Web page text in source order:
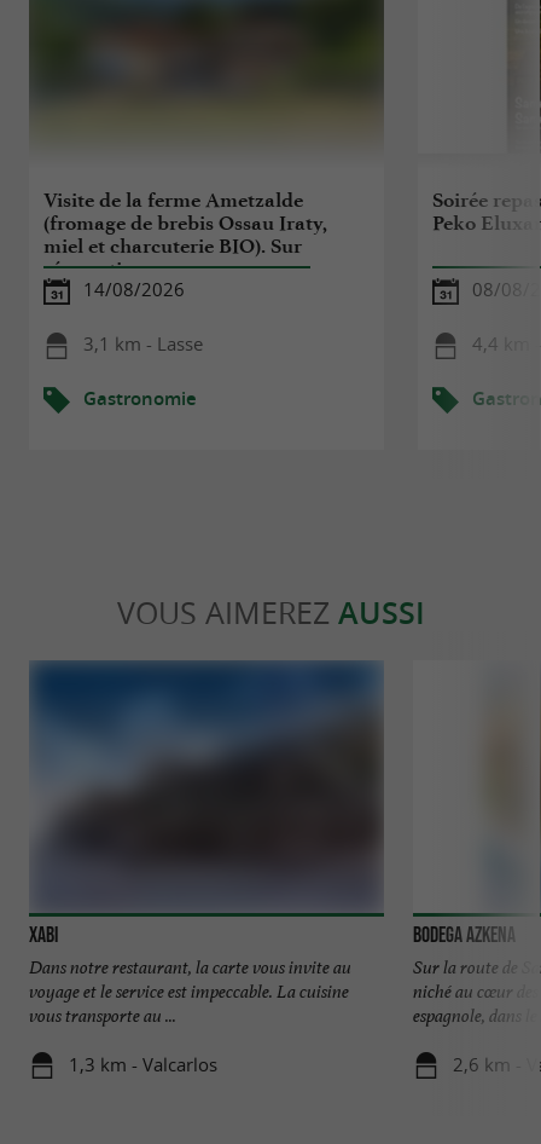
Visite de la ferme Ametzalde
(fromage de brebis Ossau Iraty,
miel et charcuterie BIO). Sur
réservation
14/08/2026
3,1 km - Lasse
Gastronomie
Soirée
Peko
08/08/
4,4 km
VOUS AIMEREZ AUSSI
Xabi
Dans notre restaurant, la carte vous invite au
voyage et le service est impeccable. La cuisine
vous transporte au ...
1,3 km - Valcarlos
Bodega Azkena
Sur la route de
niché au cœur
espagnole, dans le
2,6 km -